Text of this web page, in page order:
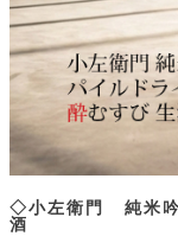
◇小左衛門 純米
酒